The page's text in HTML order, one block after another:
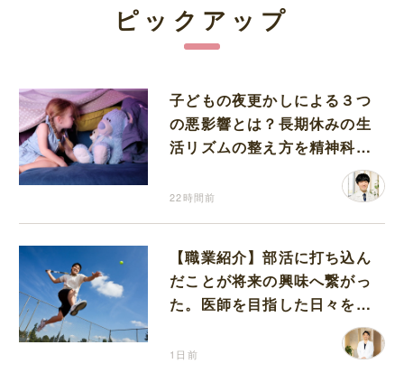
ピックアップ
子どもの夜更かしによる３つ
の悪影響とは？長期休みの生
活リズムの整え方を精神科医
22時間前
【職業紹介】部活に打ち込ん
だことが将来の興味へ繋がっ
た。医師を目指した日々を振
1日前